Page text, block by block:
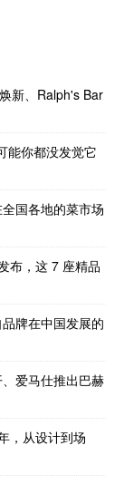
新、Ralph's Bar
能你都没发觉它
国各地的菜市场
布，这 7 座精品
牌在中国发展的
爱马仕推出巴赫
，从设计到场